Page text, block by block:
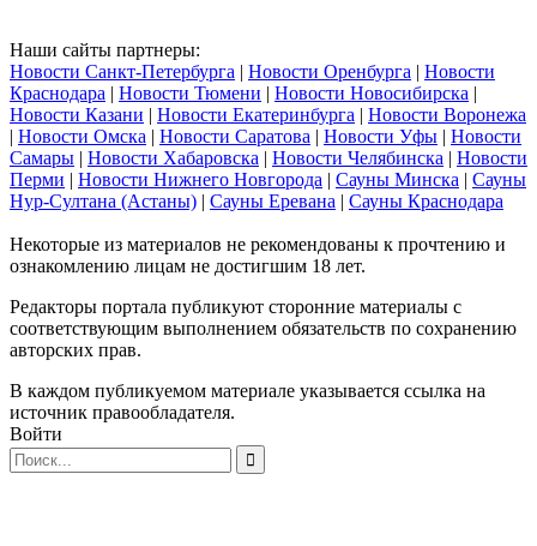
Наши сайты партнеры:
Новости Санкт-Петербурга | Новости Оренбурга | Новости
Краснодара | Новости Тюмени | Новости Новосибирска |
Новости Казани | Новости Екатеринбурга | Новости Воронежа
| Новости Омска | Новости Саратова | Новости Уфы | Новости
Самары | Новости Хабаровска | Новости Челябинска | Новости
Перми | Новости Нижнего Новгорода | Сауны Минска | Сауны
Нур-Султана (Астаны) | Сауны Еревана | Сауны Краснодара
Некоторые из материалов не рекомендованы к прочтению и
ознакомлению лицам не достигшим 18 лет.
Редакторы портала публикуют сторонние материалы с
соответствующим выполнением обязательств по сохранению
авторских прав.
В каждом публикуемом материале указывается ссылка на
источник правообладателя.
Войти